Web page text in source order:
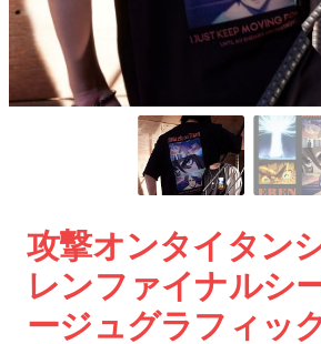
攻撃オンタイタン
レンファイナルシ
ージュグラフィッ